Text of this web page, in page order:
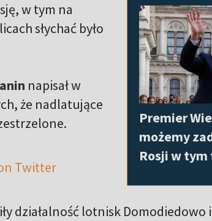
Premier
możemy
Rosji w
w tym na
słychać było
napisał w
że nadlatujące
Twitter
działalność lotnisk Domodiedowo